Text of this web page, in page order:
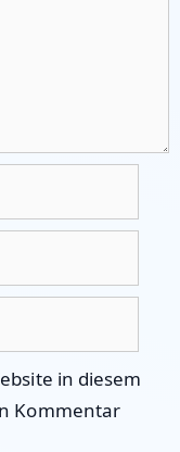
in diesem
Kommentar